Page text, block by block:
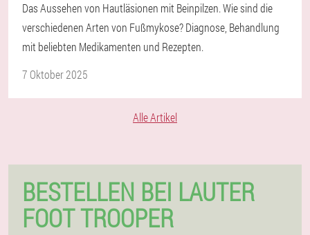
Das Aussehen von Hautläsionen mit Beinpilzen. Wie sind die
verschiedenen Arten von Fußmykose? Diagnose, Behandlung
mit beliebten Medikamenten und Rezepten.
7 Oktober 2025
Alle Artikel
BESTELLEN BEI LAUTER
FOOT TROOPER